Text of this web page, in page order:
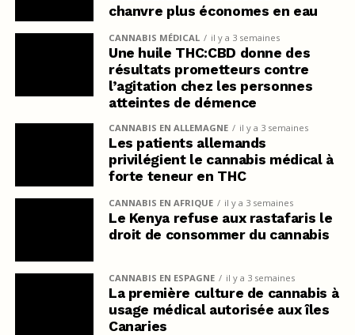
chanvre plus économes en eau
CANNABIS MÉDICAL il y a 3 semaines
Une huile THC:CBD donne des
résultats prometteurs contre
l’agitation chez les personnes
atteintes de démence
CANNABIS EN ALLEMAGNE il y a 3 semaines
Les patients allemands
privilégient le cannabis médical à
forte teneur en THC
CANNABIS EN AFRIQUE il y a 3 semaines
Le Kenya refuse aux rastafaris le
droit de consommer du cannabis
CANNABIS EN ESPAGNE il y a 3 semaines
La première culture de cannabis à
usage médical autorisée aux îles
Canaries